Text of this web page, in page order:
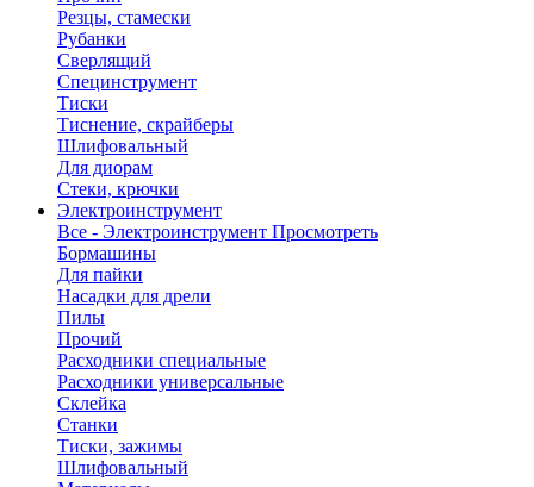
Резцы, стамески
Рубанки
Сверлящий
Специнструмент
Тиски
Тиснение, скрайберы
Шлифовальный
Для диорам
Стеки, крючки
Электроинструмент
Все - Электроинструмент Просмотреть
Бормашины
Для пайки
Насадки для дрели
Пилы
Прочий
Расходники специальные
Расходники универсальные
Склейка
Станки
Тиски, зажимы
Шлифовальный